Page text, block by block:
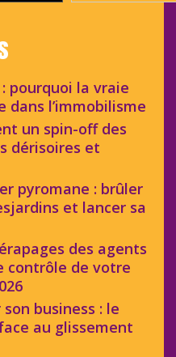
pourquoi la vraie
dans l’immobilisme
un spin-off des
dérisoires et
pyromane : brûler
et lancer sa
des agents
contrôle de votre
business : le
au glissement